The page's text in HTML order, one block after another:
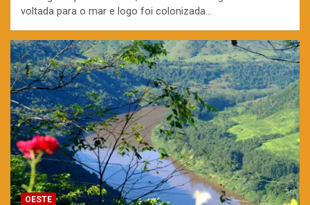
voltada para o mar e logo foi colonizada…
OESTE